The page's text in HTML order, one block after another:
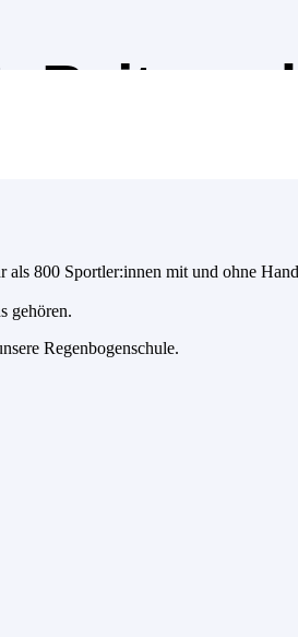
800 Sportler:innen mit und ohne
gehören.
Regenbogenschule.